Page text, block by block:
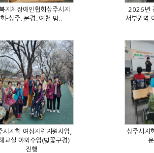
회–상주․문경․예천 범..
진행